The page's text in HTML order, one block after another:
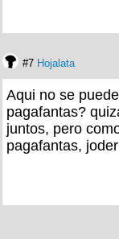
#7 Hojalata
Aqui no se
pagafantas?
juntos, pero
pagafantas,